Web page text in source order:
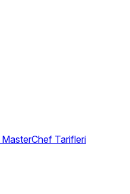
MasterChef Tarifleri